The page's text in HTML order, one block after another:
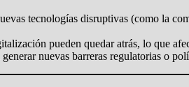
tecnologías disruptivas (como la
pueden quedar atrás, lo que
nuevas barreras regulatorias o